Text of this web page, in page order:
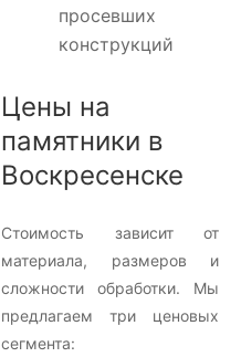
просевших
конструкций
Цены на
памятники в
Воскресенске
Стоимость зависит от
материала, размеров и
сложности обработки. Мы
предлагаем три ценовых
сегмента: